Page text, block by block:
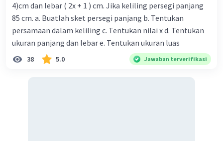
4)cm dan lebar ( 2x + 1 ) cm. Jika keliling persegi panjang
85 cm. a. Buatlah sket persegi panjang b. Tentukan
persamaan dalam keliling c. Tentukan nilai x d. Tentukan
ukuran panjang dan lebar e. Tentukan ukuran luas
38 5.0 Jawaban terverifikasi